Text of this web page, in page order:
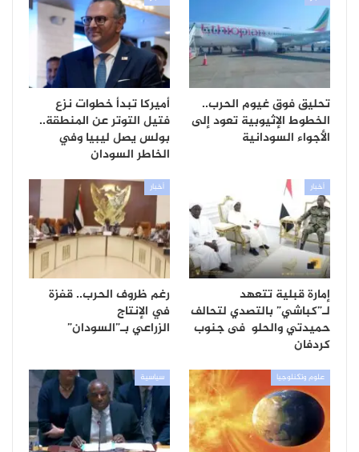
تحليق فوق غيوم الحرب..
الخطوط الإثيوبية تعود إلى
الأجواء السودانية
أميركا تبدأ خطوات نزع
فتيل التوتر عن المنطقة..
بولس يصل ليبيا وفي
الخاطر السودان
أخبار
إمارة قبلية تتعهد
لـ”كباشي” بالتصدي لتحالف
حميدتي والحلو فى جنوب
كردفان
أخبار
رغم ظروف الحرب.. قفزة
في الإنتاج
الزراعي بـ”السودان”
علوم وتكنلوجيا سياسية